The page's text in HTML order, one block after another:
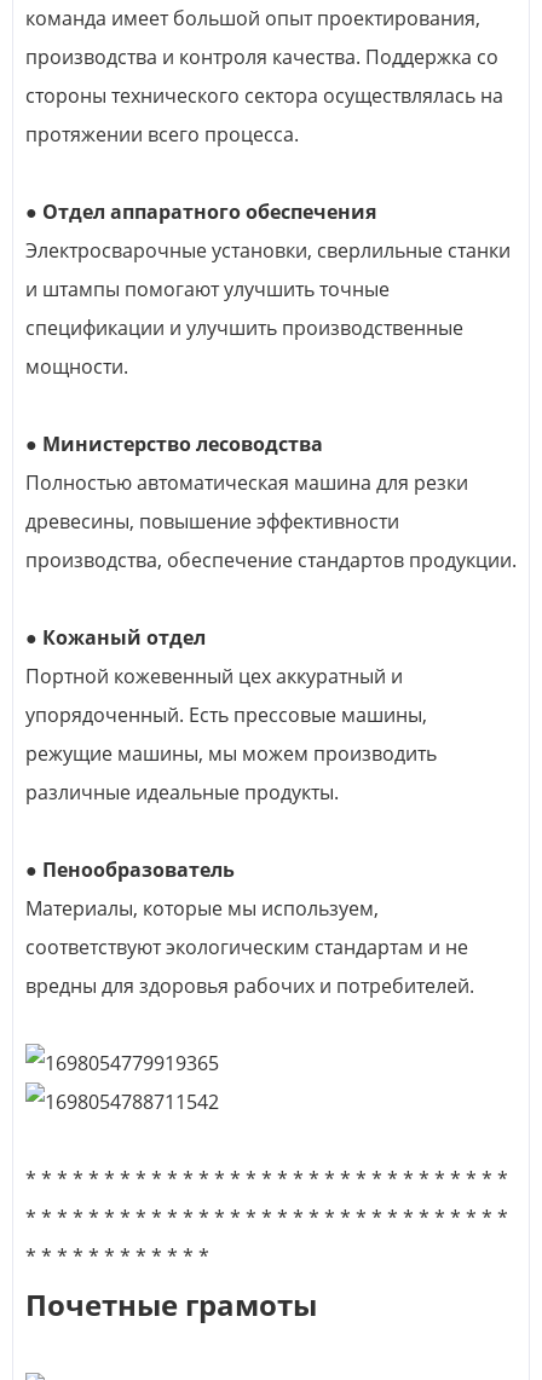
команда имеет большой опыт проектирования,
производства и контроля качества. Поддержка со
стороны технического сектора осуществлялась на
протяжении всего процесса.
● Отдел аппаратного обеспечения
Электросварочные установки, сверлильные станки
и штампы помогают улучшить точные
спецификации и улучшить производственные
мощности.
● Министерство лесоводства
Полностью автоматическая машина для резки
древесины, повышение эффективности
производства, обеспечение стандартов продукции.
● Кожаный отдел
Портной кожевенный цех аккуратный и
упорядоченный. Есть прессовые машины,
режущие машины, мы можем производить
различные идеальные продукты.
● Пенообразователь
Материалы, которые мы используем,
соответствуют экологическим стандартам и не
вредны для здоровья рабочих и потребителей.
* * * * * * * * * * * * * * * * * * * * * * * * * * * * * * *
* * * * * * * * * * * * * * * * * * * * * * * * * * * * * * *
* * * * * * * * * * * *
Почетные грамоты